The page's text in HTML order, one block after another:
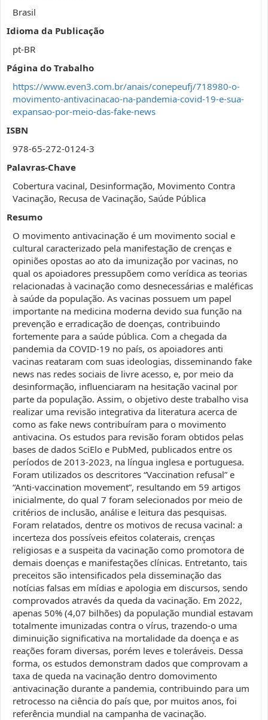
Brasil
Idioma da Publicação
pt-BR
Página do Trabalho
https://www.even3.com.br/anais/conepeufj/718980-o-
movimento-antivacinacao-na-pandemia-covid-19-e-sua-
expansao-por-meio-das-fake-news
ISBN
978-65-272-0124-3
Palavras-Chave
Cobertura vacinal, Desinformação, Movimento Contra
Vacinação, Recusa de Vacinação, Saúde Pública
Resumo
O movimento antivacinação é um movimento social e
cultural caracterizado pela manifestação de crenças e
opiniões opostas ao ato da imunização por vacinas, no
qual os apoiadores pressupõem como verídica as teorias
relacionadas à vacinação como desnecessárias e maléficas
à saúde da população. As vacinas possuem um papel
importante na medicina moderna devido sua função na
prevenção e erradicação de doenças, contribuindo
fortemente para a saúde pública. Com a chegada da
pandemia da COVID-19 no país, os apoiadores anti
vacinas reataram com suas ideologias, disseminando fake
news nas redes sociais de livre acesso, e, por meio da
desinformação, influenciaram na hesitação vacinal por
parte da população. Assim, o objetivo deste trabalho visa
realizar uma revisão integrativa da literatura acerca de
como as fake news contribuíram para o movimento
antivacina. Os estudos para revisão foram obtidos pelas
bases de dados SciElo e PubMed, publicados entre os
períodos de 2013-2023, na língua inglesa e portuguesa.
Foram utilizados os descritores “Vaccination refusal” e
“Anti-vaccination movement”, resultando em 59 artigos
inicialmente, do qual 7 foram selecionados por meio de
critérios de inclusão, análise e leitura das pesquisas.
Foram relatados, dentre os motivos de recusa vacinal: a
incerteza dos possíveis efeitos colaterais, crenças
religiosas e a suspeita da vacinação como promotora de
demais doenças e manifestações clínicas. Entretanto, tais
preceitos são intensificados pela disseminação das
notícias falsas em mídias e apologia em discursos, sendo
comprovados através da queda da vacinação. Em 2022,
apenas 50% (4,07 bilhões) da população mundial estavam
totalmente imunizadas contra o vírus, trazendo-o uma
diminuição significativa na mortalidade da doença e as
reações foram diversas, porém leves e toleráveis. Dessa
forma, os estudos demonstram dados que comprovam a
taxa de queda na vacinação dentro domovimento
antivacinação durante a pandemia, contribuindo para um
retrocesso na ciência do país que, por muitos anos, foi
referência mundial na campanha de vacinação.